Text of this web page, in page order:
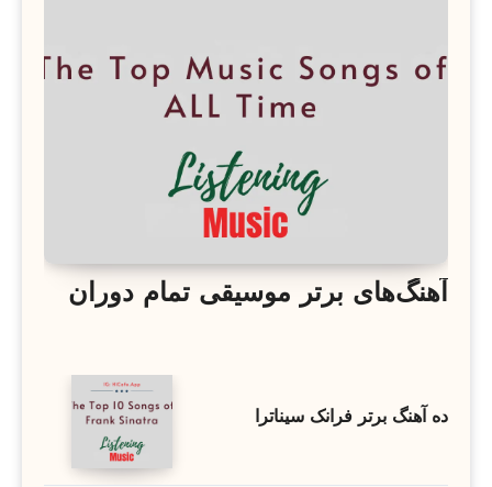
آهنگ‌های برتر موسیقی تمام دوران
ده آهنگ برتر فرانک سیناترا